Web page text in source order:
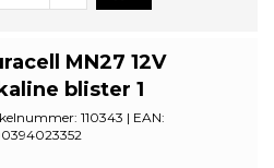
MN27 12V
blister 1
110343 | EAN: